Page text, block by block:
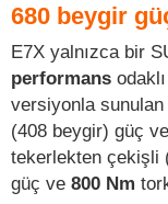
680 beygir
E7X yalnızca bir
performans
versiyonla
(408 beygir) güç ve
tekerlekten çekişli
güç ve 800 Nm